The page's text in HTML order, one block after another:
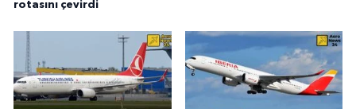
rotasını çevirdi